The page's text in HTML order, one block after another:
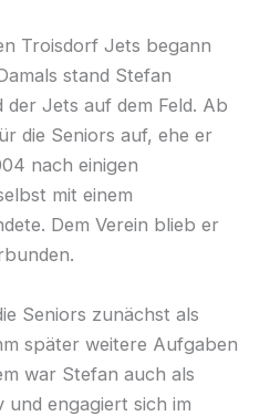
Troisdorf Jets begann
stand Stefan
Jets auf dem Feld. Ab
die Seniors auf, ehe er
nach einigen
mit einem
Dem Verein blieb er
Seniors zunächst als
später weitere Aufgaben
war Stefan auch als
und engagiert sich im